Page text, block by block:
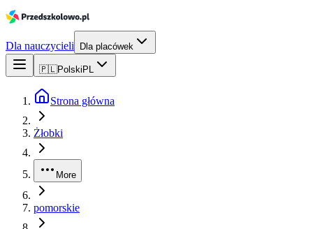
Dla nauczycieli Dla placówek
🇵🇱Polski PL
Strona główna
Żłobki
More
pomorskie